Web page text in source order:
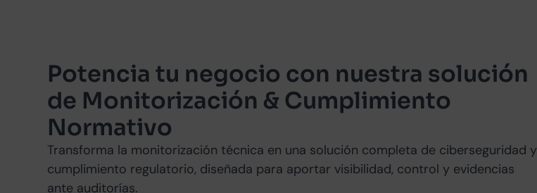
Potencia tu negocio con nuestra solución
de Monitorización & Cumplimiento
Normativo
Transforma la monitorización técnica en una solución completa de ciberseguridad y
cumplimiento regulatorio, diseñada para aportar visibilidad, control y evidencias
ante auditorías.